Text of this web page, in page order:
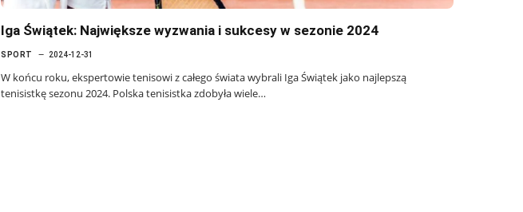
Iga Świątek: Największe wyzwania i sukcesy w sezonie 2024
SPORT 2024-12-31
W końcu roku, ekspertowie tenisowi z całego świata wybrali Iga Świątek jako najlepszą
tenisistkę sezonu 2024. Polska tenisistka zdobyła wiele…